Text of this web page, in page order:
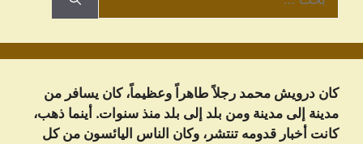
عن:
كان درويش محمد رجلاً طاهراً وعظيماً، كان يسافر من
مدينة إلى مدينة ومن بلد إلى بلد منذ سنوات. أينما ذهب،
كانت أخبار قدومه تنتشر، وكان الناس اليائسون من كل